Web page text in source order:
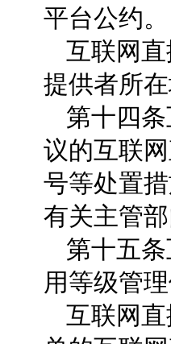
平台公约。
互联网
提供者所
第十四
议的互联
号等处置
有关主管
第十五
用等级管
互联网